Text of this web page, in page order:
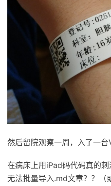
然后留院观察一周，入了一
在病床上用iPad码代码真的
无法批量导入.md文章？？（